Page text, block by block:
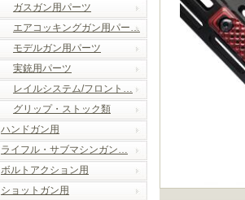
ガスガン用パーツ
エアコッキングガン用パー…
モデルガン用パーツ
実銃用パーツ
レイルシステム/フロント…
グリップ・ストック類
ハンドガン用
ライフル・サブマシンガン…
ボルトアクション用
ショットガン用